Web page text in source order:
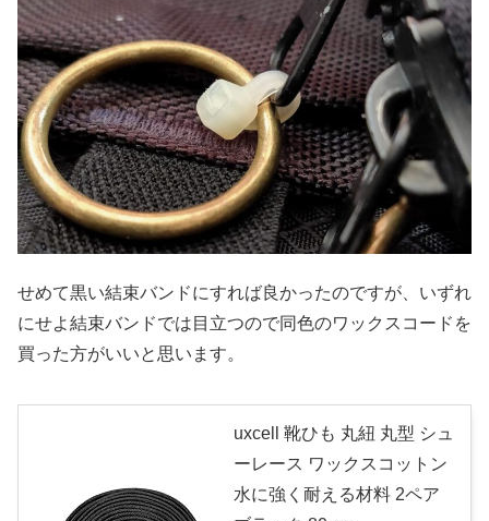
せめて黒い結束バンドにすれば良かったのですが、いずれ
にせよ結束バンドでは目立つので同色のワックスコードを
買った方がいいと思います。
uxcell 靴ひも 丸紐 丸型 シュ
ーレース ワックスコットン
水に強く耐える材料 2ペア